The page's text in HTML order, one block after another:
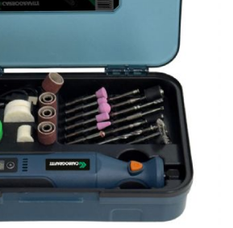
BLOG
ATENDIMENTO